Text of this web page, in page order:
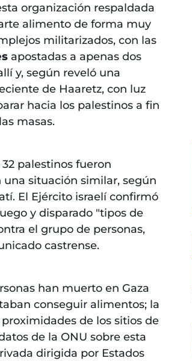
organización respaldada
alimento de forma muy
militarizados, con las
apostadas a apenas dos
y, según reveló una
de Haaretz, con luz
hacia los palestinos a fin
masas.
palestinos fueron
una situación similar, según
El Ejército israelí confirmó
y disparado "tipos de
el grupo de personas,
castrense.
han muerto en Gaza
conseguir alimentos; la
de los sitios de
de la ONU sobre esta
dirigida por Estados